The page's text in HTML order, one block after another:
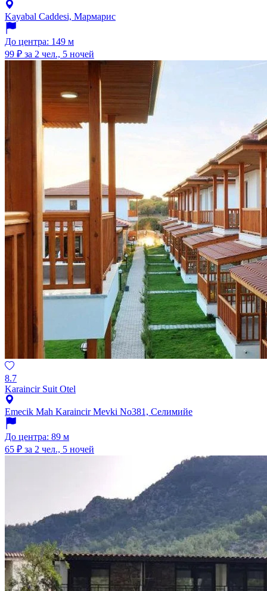
Kayabal Caddesi, Мармарис
До центра: 149 м
99 ₽ за 2 чел., 5 ночей
8.7
Karaincir Suit Otel
Emecik Mah Karaincir Mevki No381, Селимийе
До центра: 89 м
65 ₽ за 2 чел., 5 ночей